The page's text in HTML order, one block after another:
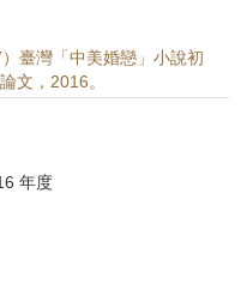
臺灣「中美婚戀」小說初
文，2016。
年度